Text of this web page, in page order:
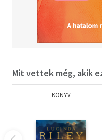
Mit vettek még, akik
KÖNYV